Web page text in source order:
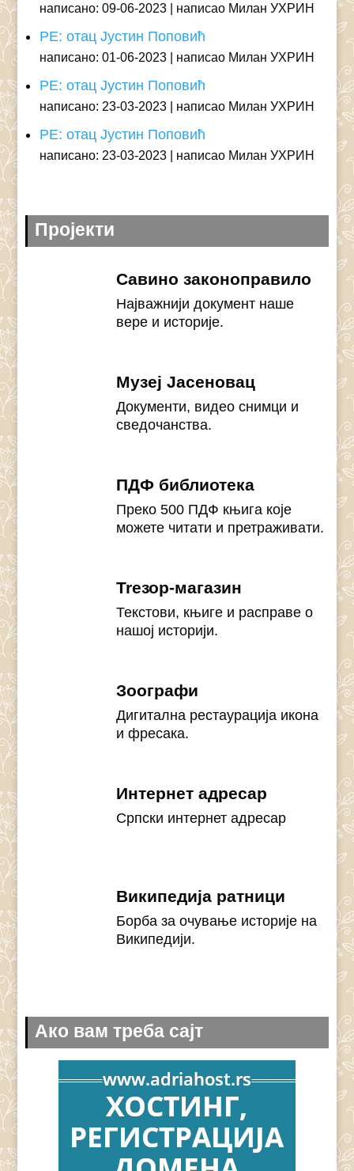
написано: 09-06-2023 написао Милан УХРИН
РЕ: отац Јустин Поповић
написано: 01-06-2023 написао Милан УХРИН
РЕ: отац Јустин Поповић
написано: 23-03-2023 написао Милан УХРИН
РЕ: отац Јустин Поповић
написано: 23-03-2023 написао Милан УХРИН
Пројекти
Савино законоправило
Најважнији документ наше
вере и историје.
Музеј Јасеновац
Документи, видео снимци и
сведочанства.
ПДФ библиотека
Преко 500 ПДФ књига које
можете читати и претраживати.
Treзор-магазин
Текстови, књиге и расправе о
нашој историји.
Зоографи
Дигитална рестаурација икона
и фресака.
Интернет адресар
Српски интернет адресар
Википедија ратници
Борба за очување историје на
Википедији.
Ако вам треба сајт